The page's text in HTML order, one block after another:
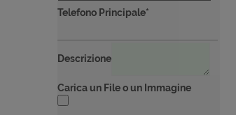
Telefono Principale*
Descrizione
Carica un File o un Immagine